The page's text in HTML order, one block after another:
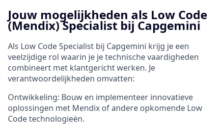
Jouw mogelijkheden als Low Code
(Mendix) Specialist bij Capgemini
Als Low Code Specialist bij Capgemini krijg je een
veelzijdige rol waarin je je technische vaardigheden
combineert met klantgericht werken. Je
verantwoordelijkheden omvatten:
Ontwikkeling: Bouw en implementeer innovatieve
oplossingen met Mendix of andere opkomende Low
Code technologieën.